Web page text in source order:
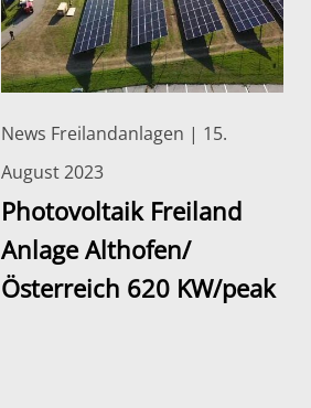
News Freilandanlagen | 15.
August 2023
Photovoltaik Freiland
Anlage Althofen/
Österreich 620 KW/peak